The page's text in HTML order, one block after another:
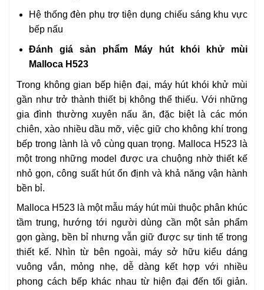
Hệ thống đèn phụ trợ tiện dụng chiếu sáng khu vực
bếp nấu
Đánh giá sản phẩm Máy hút khói khử mùi
Malloca H523
Trong không gian bếp hiện đại, máy hút khói khử mùi
gần như trở thành thiết bị không thể thiếu. Với những
gia đình thường xuyên nấu ăn, đặc biệt là các món
chiên, xào nhiều dầu mỡ, việc giữ cho không khí trong
bếp trong lành là vô cùng quan trọng. Malloca H523 là
một trong những model được ưa chuộng nhờ thiết kế
nhỏ gọn, công suất hút ổn định và khả năng vận hành
bền bỉ.
Malloca H523 là một mẫu máy hút mùi thuộc phân khúc
tầm trung, hướng tới người dùng cần một sản phẩm
gọn gàng, bền bỉ nhưng vẫn giữ được sự tinh tế trong
thiết kế. Nhìn từ bên ngoài, máy sở hữu kiểu dáng
vuông vắn, mỏng nhẹ, dễ dàng kết hợp với nhiều
phong cách bếp khác nhau từ hiện đại đến tối giản.